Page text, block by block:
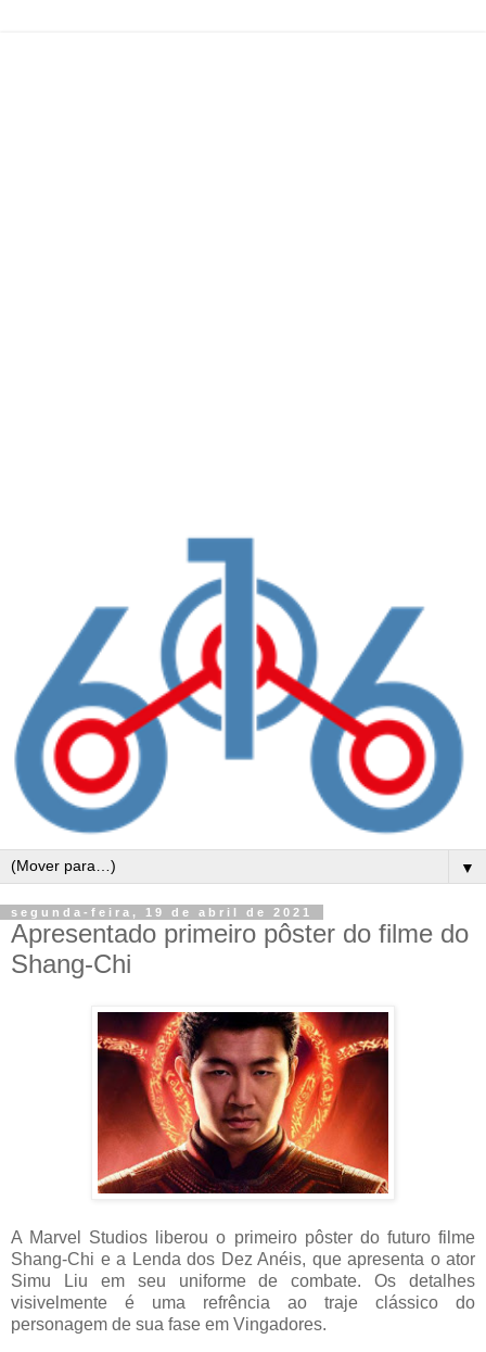
▼
segunda-feira, 19 de abril de 2021
Apresentado primeiro pôster do filme do
Shang-Chi
A Marvel Studios liberou o primeiro pôster do futuro filme
Shang-Chi e a Lenda dos Dez Anéis, que apresenta o ator
Simu Liu em seu uniforme de combate. Os detalhes
visivelmente é uma refrência ao traje clássico do
personagem de sua fase em Vingadores.